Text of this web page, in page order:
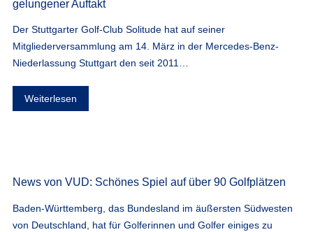
gelungener Auftakt
Der Stuttgarter Golf-Club Solitude hat auf seiner
Mitgliederversammlung am 14. März in der Mercedes-Benz-
Niederlassung Stuttgart den seit 2011…
Weiterlesen
News von VUD: Schönes Spiel auf über 90 Golfplätzen
Baden-Württemberg, das Bundesland im äußersten Südwesten
von Deutschland, hat für Golferinnen und Golfer einiges zu